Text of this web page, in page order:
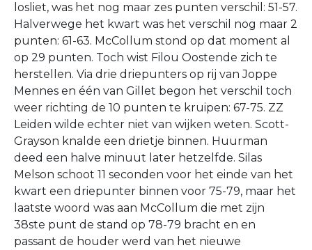
losliet, was het nog maar zes punten verschil: 51-57.
Halverwege het kwart was het verschil nog maar 2
punten: 61-63. McCollum stond op dat moment al
op 29 punten. Toch wist Filou Oostende zich te
herstellen. Via drie driepunters op rij van Joppe
Mennes en één van Gillet begon het verschil toch
weer richting de 10 punten te kruipen: 67-75. ZZ
Leiden wilde echter niet van wijken weten. Scott-
Grayson knalde een drietje binnen. Huurman
deed een halve minuut later hetzelfde. Silas
Melson schoot 11 seconden voor het einde van het
kwart een driepunter binnen voor 75-79, maar het
laatste woord was aan McCollum die met zijn
38ste punt de stand op 78-79 bracht en en
passant de houder werd van het nieuwe